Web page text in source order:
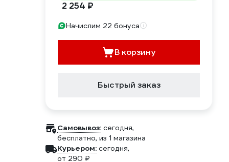
2 254 ₽
Начислим 22 бонуса
В корзину
Быстрый заказ
Самовывоз: сегодня,
бесплатно, из 1 магазина
Курьером: сегодня,
от 290 ₽